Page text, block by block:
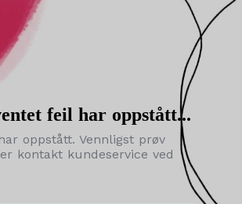
feil har oppstått...
oppstått. Vennligst prøv
kontakt kundeservice ved